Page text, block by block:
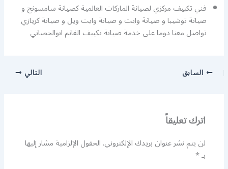
فني تكييف مركزي لصيانة الماركات العالمية كصيانة سامسونج و
صيانة توشيبا و صيانة وايت و صيانة وايت ويل و صيانة كريازي
تواصل معنا دوما على خدمة صيانة تكييف الغانم ابوالحصاني
السابق التالي
اترك تعليقاً
لن يتم نشر عنوان بريدك الإلكتروني.الحقول الإلزامية مشار إليها
بـ*